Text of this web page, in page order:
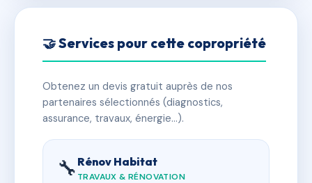
🤝 Services pour cette copropriété
Obtenez un devis gratuit auprès de nos
partenaires sélectionnés (diagnostics,
assurance, travaux, énergie…).
🔧 Rénov Habitat
TRAVAUX & RÉNOVATION